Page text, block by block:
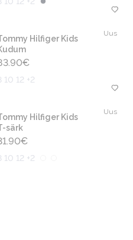
Uus
Hilfiger Kids
€
10 12 +2
Uus
Hilfiger Kids
särk
€
10 12 +2